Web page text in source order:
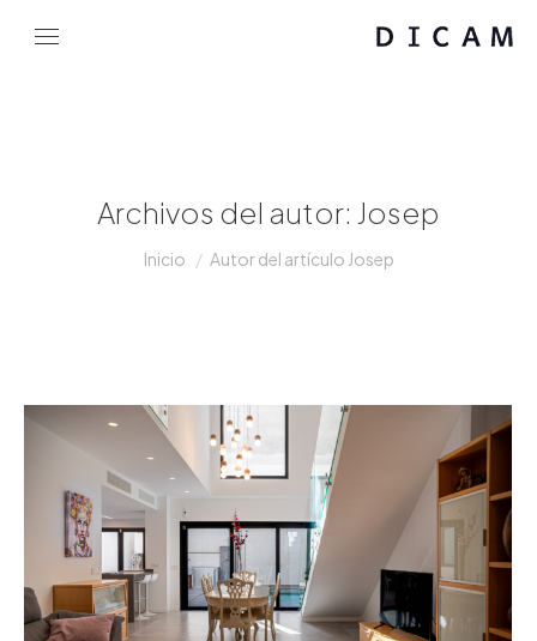
Archivos del autor: Josep
Estás aquí:
Inicio Autor del artículo Josep